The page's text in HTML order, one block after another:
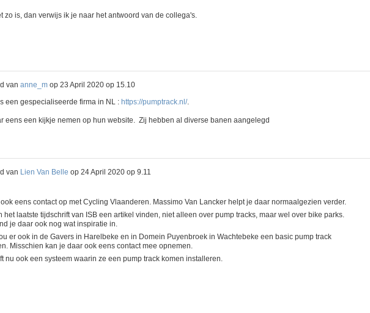
zo is, dan verwijs ik je naar het antwoord van de collega's.
van anne_m op 23 April 2020 op 15.10
een gespecialiseerde firma in NL : https://pumptrack.nl/.
eens een kijkje nemen op hun website. Zij hebben al diverse banen aangelegd
van Lien Van Belle op 24 April 2020 op 9.11
eens contact op met Cycling Vlaanderen. Massimo Van Lancker helpt je daar normaalgezien verder.
het laatste tijdschrift van ISB een artikel vinden, niet alleen over pump tracks, maar wel over bike parks.
je daar ook nog wat inspiratie in.
er ook in de Gavers in Harelbeke en in Domein Puyenbroek in Wachtebeke een basic pump track
Misschien kan je daar ook eens contact mee opnemen.
nu ook een systeem waarin ze een pump track komen installeren.